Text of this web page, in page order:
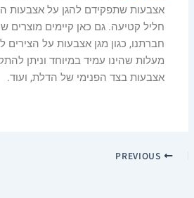
אצבעות שתפקידם להגן על אצבעות
חליל קטיעה. גם כאן קיימים מוצרים
מעלות שהינו עמיד במיוחד וניתן
אצבעות בצד הפנימי של הדלת, ועוד.